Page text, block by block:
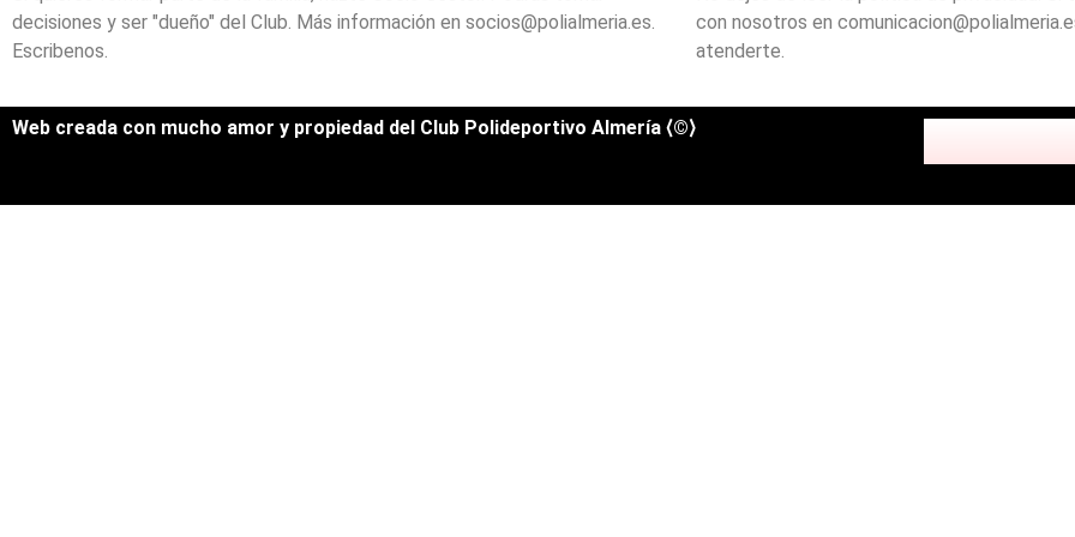
decisiones y ser "dueño" del Club. Más información en socios@polialmeria.es.
Escribenos.
con nosotros en
atenderte.
Web creada con mucho amor y propiedad del Club Polideportivo Almería ⟨©⟩